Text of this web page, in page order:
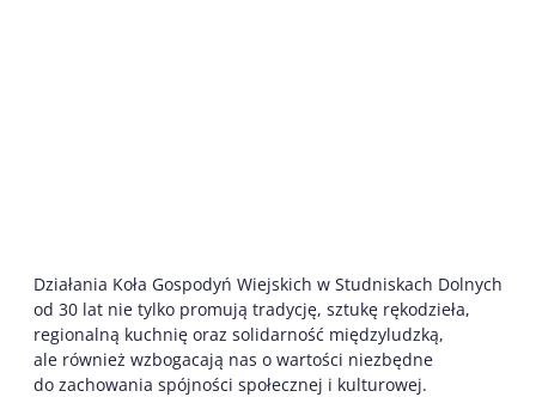
Działania Koła Gospodyń Wiejskich w Studniskach Dolnych
od 30 lat nie tylko promują tradycję, sztukę rękodzieła,
regionalną kuchnię oraz solidarność międzyludzką,
ale również wzbogacają nas o wartości niezbędne
do zachowania spójności społecznej i kulturowej.